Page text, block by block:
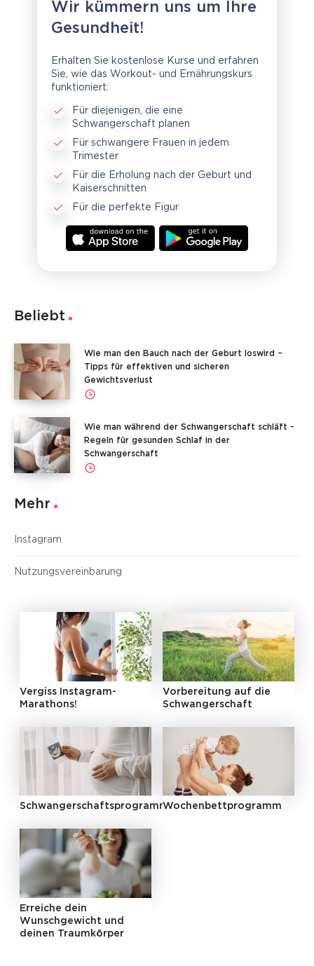
Wir kümmern uns um Ihre
Gesundheit!
Erhalten Sie kostenlose Kurse und erfahren
Sie, wie das Workout- und Ernährungskurs
funktioniert:
Für diejenigen, die eine
Schwangerschaft planen
Für schwangere Frauen in jedem
Trimester
Für die Erholung nach der Geburt und
Kaiserschnitten
Für die perfekte Figur
Beliebt
Wie man den Bauch nach der Geburt loswird –
Tipps für effektiven und sicheren
Gewichtsverlust
Wie man während der Schwangerschaft schläft -
Regeln für gesunden Schlaf in der
Schwangerschaft
Mehr
Instagram
Nutzungsvereinbarung
Vergiss Instagram-
Marathons!
Vorbereitung auf die
Schwangerschaft
SchwangerschaftsprogrammWochenbettprogramm
Erreiche dein
Wunschgewicht und
deinen Traumkörper